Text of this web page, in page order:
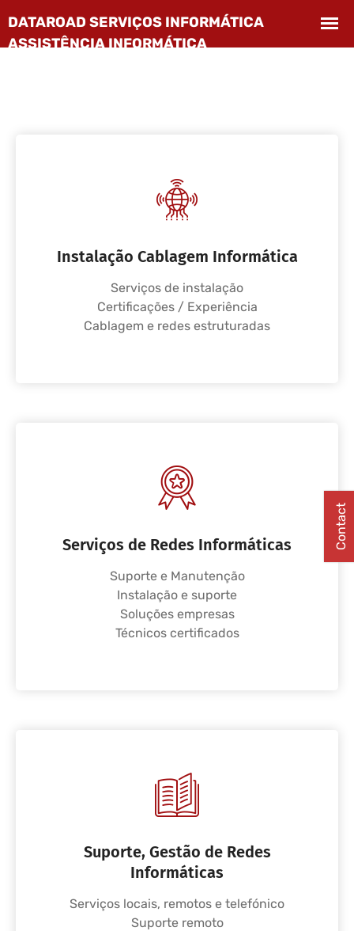
Instalação Cablagem Informática
Serviços de instalação
Certificações / Experiência
Cablagem e redes estruturadas
Serviços de Redes Informáticas
Suporte e Manutenção
Instalação e suporte
Soluções empresas
Técnicos certificados
Suporte, Gestão de Redes
Informáticas
Serviços locais, remotos e telefónico
Suporte remoto
Contact